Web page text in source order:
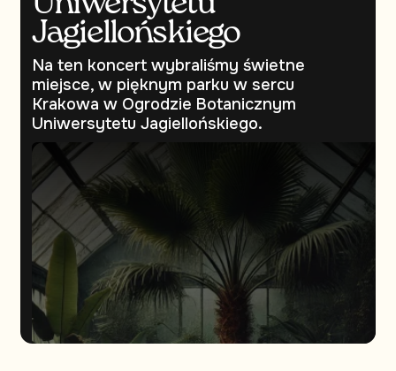
Jagiellońskiego
Na ten koncert wybraliśmy świetne
miejsce, w pięknym parku w sercu
Krakowa w Ogrodzie Botanicznym
Uniwersytetu Jagiellońskiego.